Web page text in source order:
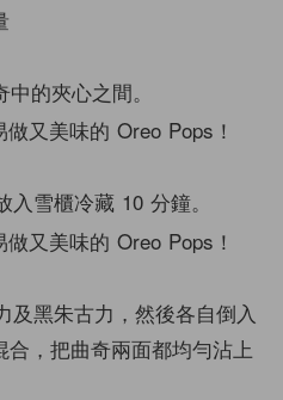
的夾心之間。
雪櫃冷藏 10 分鐘。
黑朱古力，然後各自倒入
，把曲奇兩面都均勻沾上